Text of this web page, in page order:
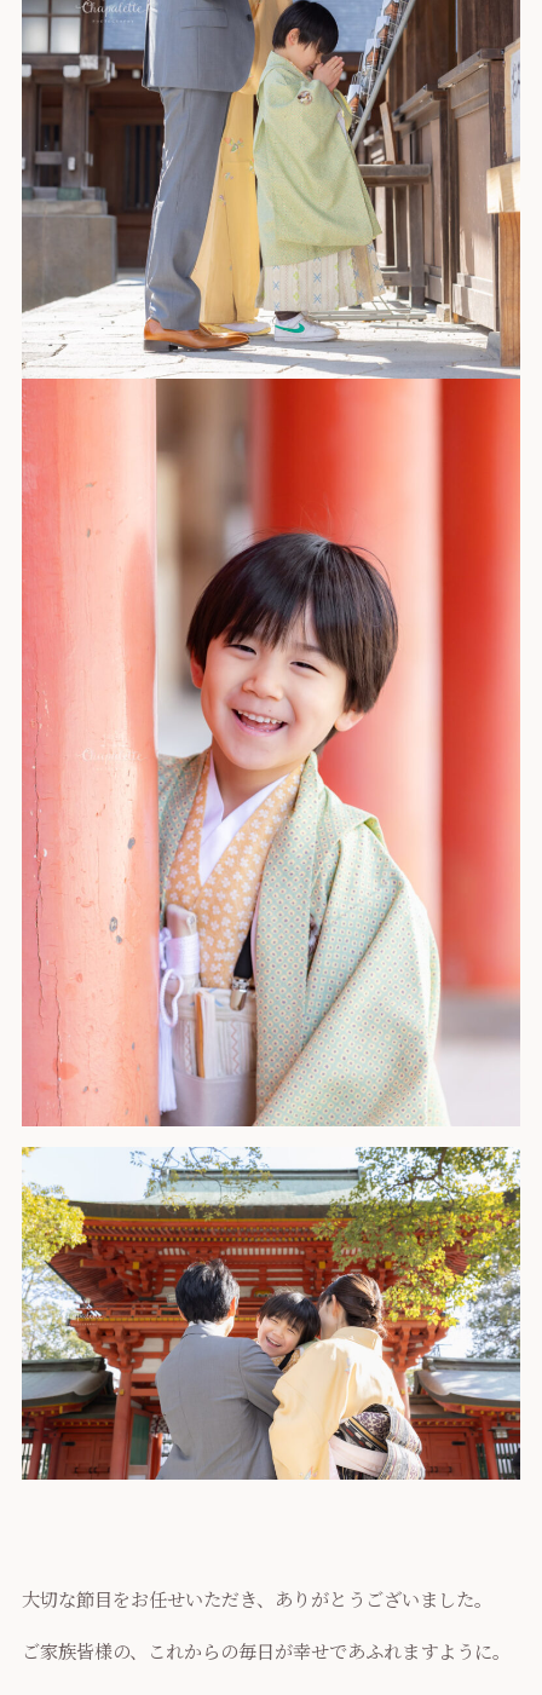
大切な節目をお任せいただき、ありがとうございました。
ご家族皆様の、これからの毎日が幸せであふれますように。